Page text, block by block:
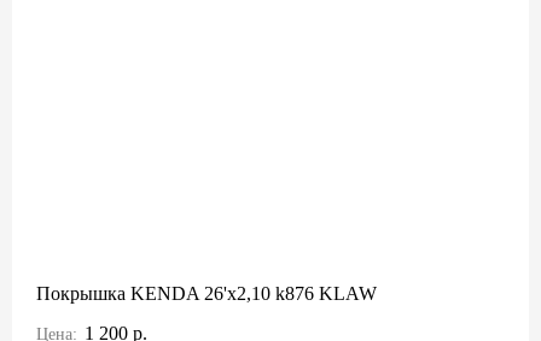
Покрышка KENDA 26'х2,10 k876 KLAW
Цена: 1 200 р.